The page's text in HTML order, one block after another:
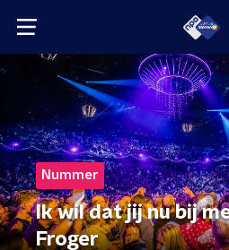
Nummer
Ik wil dat jij nu bij
Froger